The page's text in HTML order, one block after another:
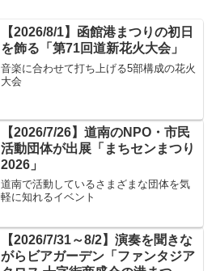
【2026/8/1】函館港まつりの初日
を飾る「第71回道新花火大会」
音楽に合わせて打ち上げる5部構成の花火
大会
【2026/7/26】道南のNPO・市民
活動団体が出展「まちセンまつり
2026」
道南で活動しているさまざまな団体を気
軽に知れるイベント
【2026/7/31～8/2】演奏を聞きな
がらビアガーデン「ファンタジア